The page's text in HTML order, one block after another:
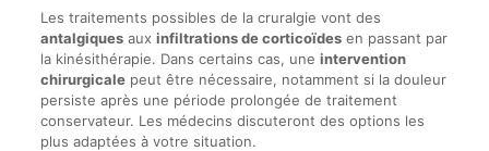
Les traitements possibles de la cruralgie vont des
antalgiquesaux infiltrations de corticoïdesen passant par
la kinésithérapie. Dans certains cas, une intervention
chirurgicalepeut être nécessaire, notamment si la douleur
persiste après une période prolongée de traitement
conservateur. Les médecins discuteront des options les
plus adaptées à votre situation.